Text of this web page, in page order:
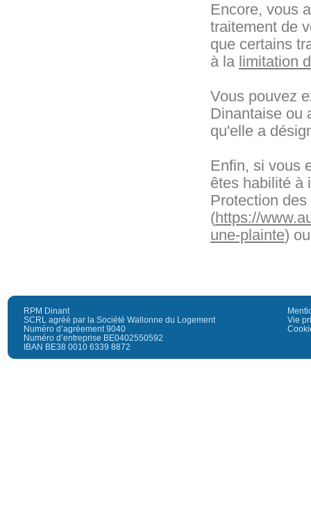
Encore, vous
traitement de
que certains
à la limitation
Vous pouvez
Dinantaise ou
qu'elle a
Enfin, si vous
êtes habilité à
Protection
(https://
une-plainte)
RPM Dinant
SCRL agréé par la Société Wallonne du Logement
Numéro d’agréement 9040
Numéro d’entreprise BE0402550592
IBAN BE38 0010 6339 8872
Vie